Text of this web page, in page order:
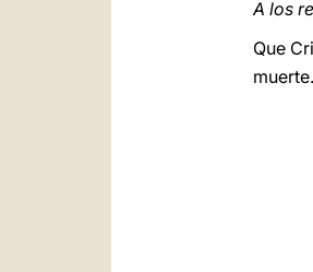
A los
Que
muerte.